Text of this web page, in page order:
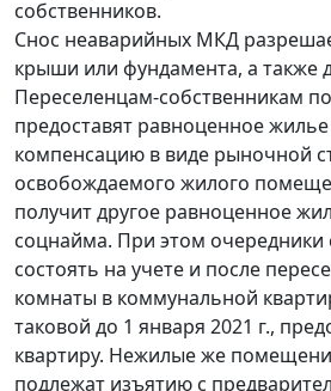
собственников.
Снос неаварийных МКД
крыши или фундамента, а также
Переселенцам-собственникам
предоставят равноценное
компенсацию в виде рыночной
освобождаемого жилого
получит другое равноценное
соцнайма. При этом очередники
состоять на учете и после
комнаты в коммунальной
таковой до 1 января 2021 г.,
квартиру. Нежилые же
подлежат изъятию с